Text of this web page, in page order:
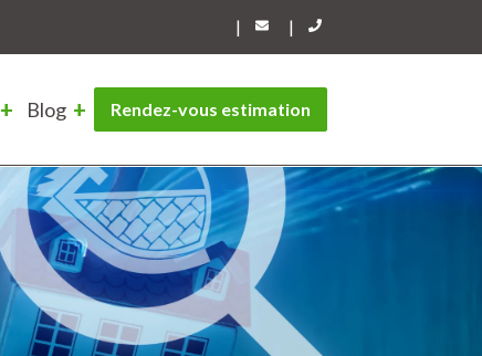
| |
Blog Rendez-vous estimation